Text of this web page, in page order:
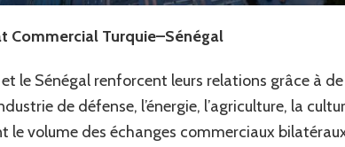
Commercial Turquie–Sénégal
et le Sénégal renforcent leurs relations grâce à
de défense, l’énergie, l’agriculture, la
le volume des échanges commerciaux